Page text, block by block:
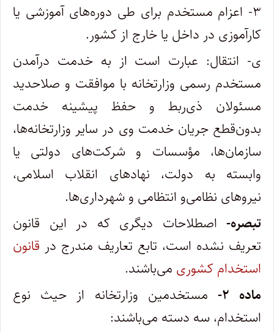
۳- اعزام مستخدم برای طی دوره‌های آموزشی یا
کارآموزی در داخل یا خارج از کشور.
ی- انتقال: عبارت است از به خدمت درآمدن
مستخدم رسمی وزارتخانه با موافقت و صلاحدید
مسئولان ذی‌ربط و حفظ پیشینه خدمت
بدون‌قطع جریان خدمت وی در سایر وزارتخانه‌ها،
سازمان‌ها، مؤسسات و شرکت‌های دولتی یا
وابسته به دولت، نهادهای انقلاب اسلامی،
نیروهای نظامی‌و انتظامی و شهرداری‌ها.
‌تبصره- اصطلاحات دیگری که در این قانون
تعریف نشده است، تابع تعاریف مندرج در قانون
استخدام کشوری می‌باشند.
‌ماده ۲-
مستخدمین وزارتخانه از حیث نوع
استخدام، سه دسته می‌باشند: